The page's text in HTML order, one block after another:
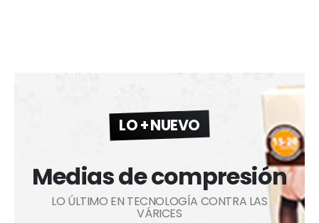
LO + NUEVO
Medias de compresión
LO ÚLTIMO EN TECNOLOGÍA CONTRA LAS
VÁRICES